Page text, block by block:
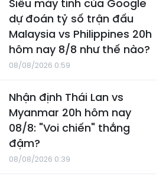
Siêu máy tính của Google
dự đoán tỷ số trận đấu
Malaysia vs Philippines 20h
hôm nay 8/8 như thế nào?
08/08/2026 0:59
Nhận định Thái Lan vs
Myanmar 20h hôm nay
08/8: "Voi chiến" thắng
đậm?
08/08/2026 0:39